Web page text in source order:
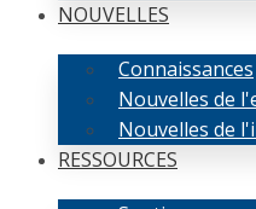
NOUVELLES
Connaissances
Nouvelles de
Nouvelles de
RESSOURCES